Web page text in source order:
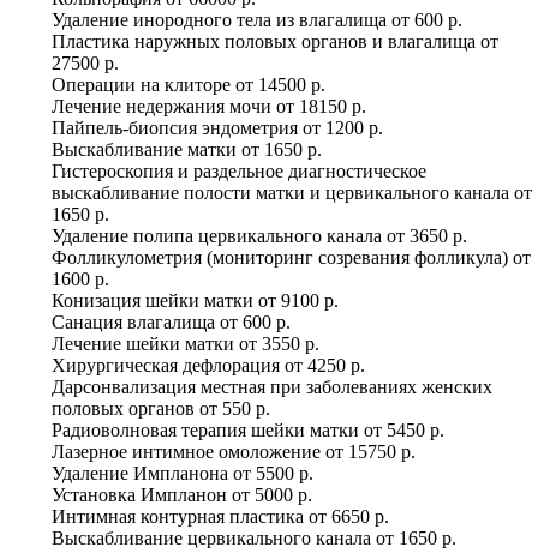
Удаление инородного тела из влагалища от 600 р.
Пластика наружных половых органов и влагалища от
27500 р.
Операции на клиторе от 14500 р.
Лечение недержания мочи от 18150 р.
Пайпель-биопсия эндометрия от 1200 р.
Выскабливание матки от 1650 р.
Гистероскопия и раздельное диагностическое
выскабливание полости матки и цервикального канала от
1650 р.
Удаление полипа цервикального канала от 3650 р.
Фолликулометрия (мониторинг созревания фолликула) от
1600 р.
Конизация шейки матки от 9100 р.
Санация влагалища от 600 р.
Лечение шейки матки от 3550 р.
Хирургическая дефлорация от 4250 р.
Дарсонвализация местная при заболеваниях женских
половых органов от 550 р.
Радиоволновая терапия шейки матки от 5450 р.
Лазерное интимное омоложение от 15750 р.
Удаление Импланона от 5500 р.
Установка Импланон от 5000 р.
Интимная контурная пластика от 6650 р.
Выскабливание цервикального канала от 1650 р.